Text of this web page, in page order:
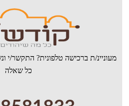
מעוניינ/ת ברכישה טלפונית? התקשר/י
כל שאלה